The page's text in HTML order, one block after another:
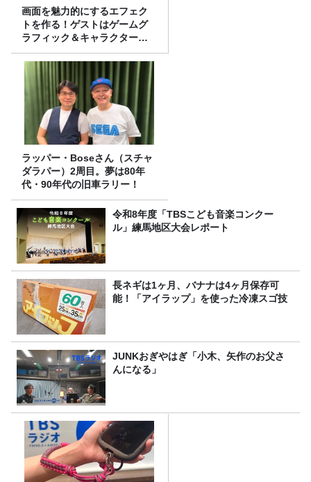
画面を魅力的にするエフェク
トを作る！ゲストはゲームグ
ラフィック＆キャラクター専
攻の遠藤里桜さん！
ラッパー・Boseさん（スチャ
ダラパー）2周目。夢は80年
代・90年代の旧車ラリー！
令和8年度「TBSこども音楽コンクー
ル」練馬地区大会レポート
長ネギは1ヶ月、バナナは4ヶ月保存可
能！「アイラップ」を使った冷凍スゴ技
JUNKおぎやはぎ「小木、矢作のお父さ
んになる」